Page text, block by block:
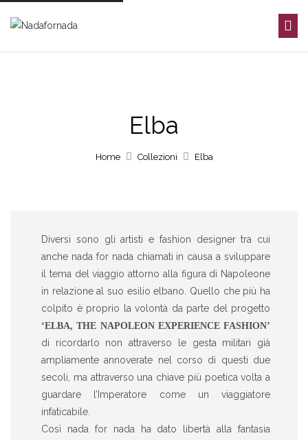
Elba
Home Collezioni Elba
Diversi sono gli artisti e fashion designer tra cui
anche nada for nada chiamati in causa a sviluppare
il tema del viaggio attorno alla figura di Napoleone
in relazione al suo esilio elbano. Quello che più ha
colpito è proprio la volontà da parte del progetto
‘ELBA, THE NAPOLEON EXPERIENCE FASHION’
di ricordarlo non attraverso le gesta militari già
ampliamente annoverate nel corso di questi due
secoli, ma attraverso una chiave più poetica volta a
guardare l’Imperatore come un viaggiatore
infaticabile.
Così nada for nada ha dato libertà alla fantasia